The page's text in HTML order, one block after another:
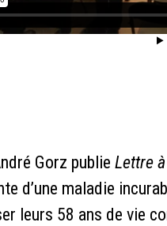
Gorz publieLettre à
d’une maladie
leurs 58 ans de vie